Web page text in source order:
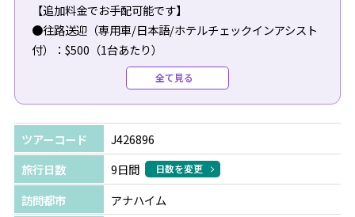
【追加料金でお手配可能です】
●往路送迎（専用車/日本語/ホテルチェックインアシスト
付）：$500（1台あたり）
●復路送迎（専用車/日本語/空港チェックインアシスト
付）：$490（1台あたり）
＼今だけの特典！／
ディズニーランド・リゾート テーマ・パークチケットをご
購入の方へ
パーク内やキャラクターダイニングでご利用いただけるギ
フトカードをプレゼント！
全て見る
ツアーコード
J426896
旅行日数
9日間 日数を変更
訪問都市
アナハイム